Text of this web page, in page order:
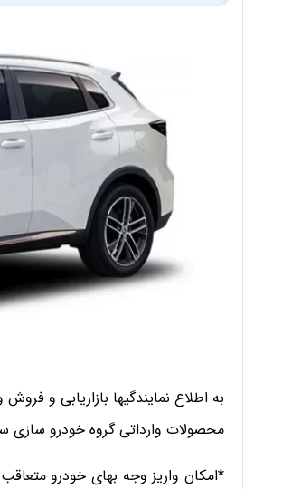
محصولات وارداتی گروه خودرو سازی
*امکان واریز وجه بهای خودرو